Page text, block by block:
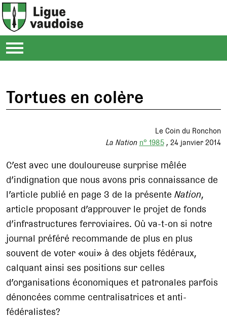
Tortues en colère
Le Coin du Ronchon
La Nation n° 1985 24 janvier 2014
C’est avec une douloureuse surprise mêlée
d’indignation que nous avons pris connaissance de
l’article publié en page 3 de la présenteNation,
article proposant d’approuver le projet de fonds
d’infrastructures ferroviaires. Où va-t-on si notre
journal préféré recommande de plus en plus
souvent de voter «oui» à des objets fédéraux,
calquant ainsi ses positions sur celles
d’organisations économiques et patronales parfois
dénoncées comme centralisatrices et anti-
fédéralistes?